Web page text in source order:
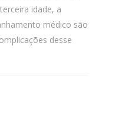
idade, a
médico são
desse